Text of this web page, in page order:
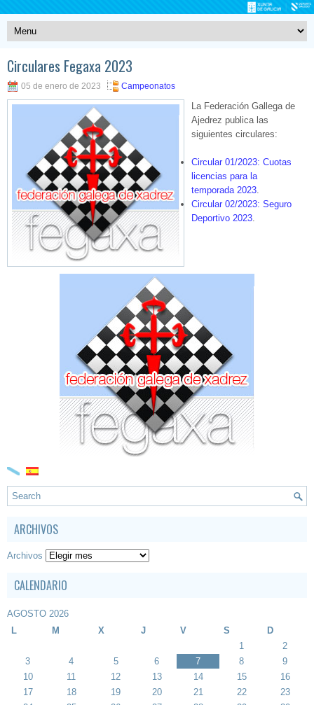
Circulares Fegaxa 2023
05 de enero de 2023 Campeonatos
La Federación Gallega de
Ajedrez publica las
siguientes circulares:
Circular 01/2023: Cuotas
licencias para la
temporada 2023.
Circular 02/2023: Seguro
Deportivo 2023.
ARCHIVOS
Archivos
CALENDARIO
AGOSTO 2026
L
M X J V S D
1
2
3
4 5 6 7 8
9
10
11 12 13 14 15
16
17
18 19 20 21 22
23